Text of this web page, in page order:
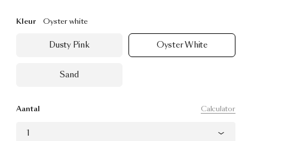
Kleur Oyster white
Dusty Pink Oyster White
Sand
Aantal Calculator
1